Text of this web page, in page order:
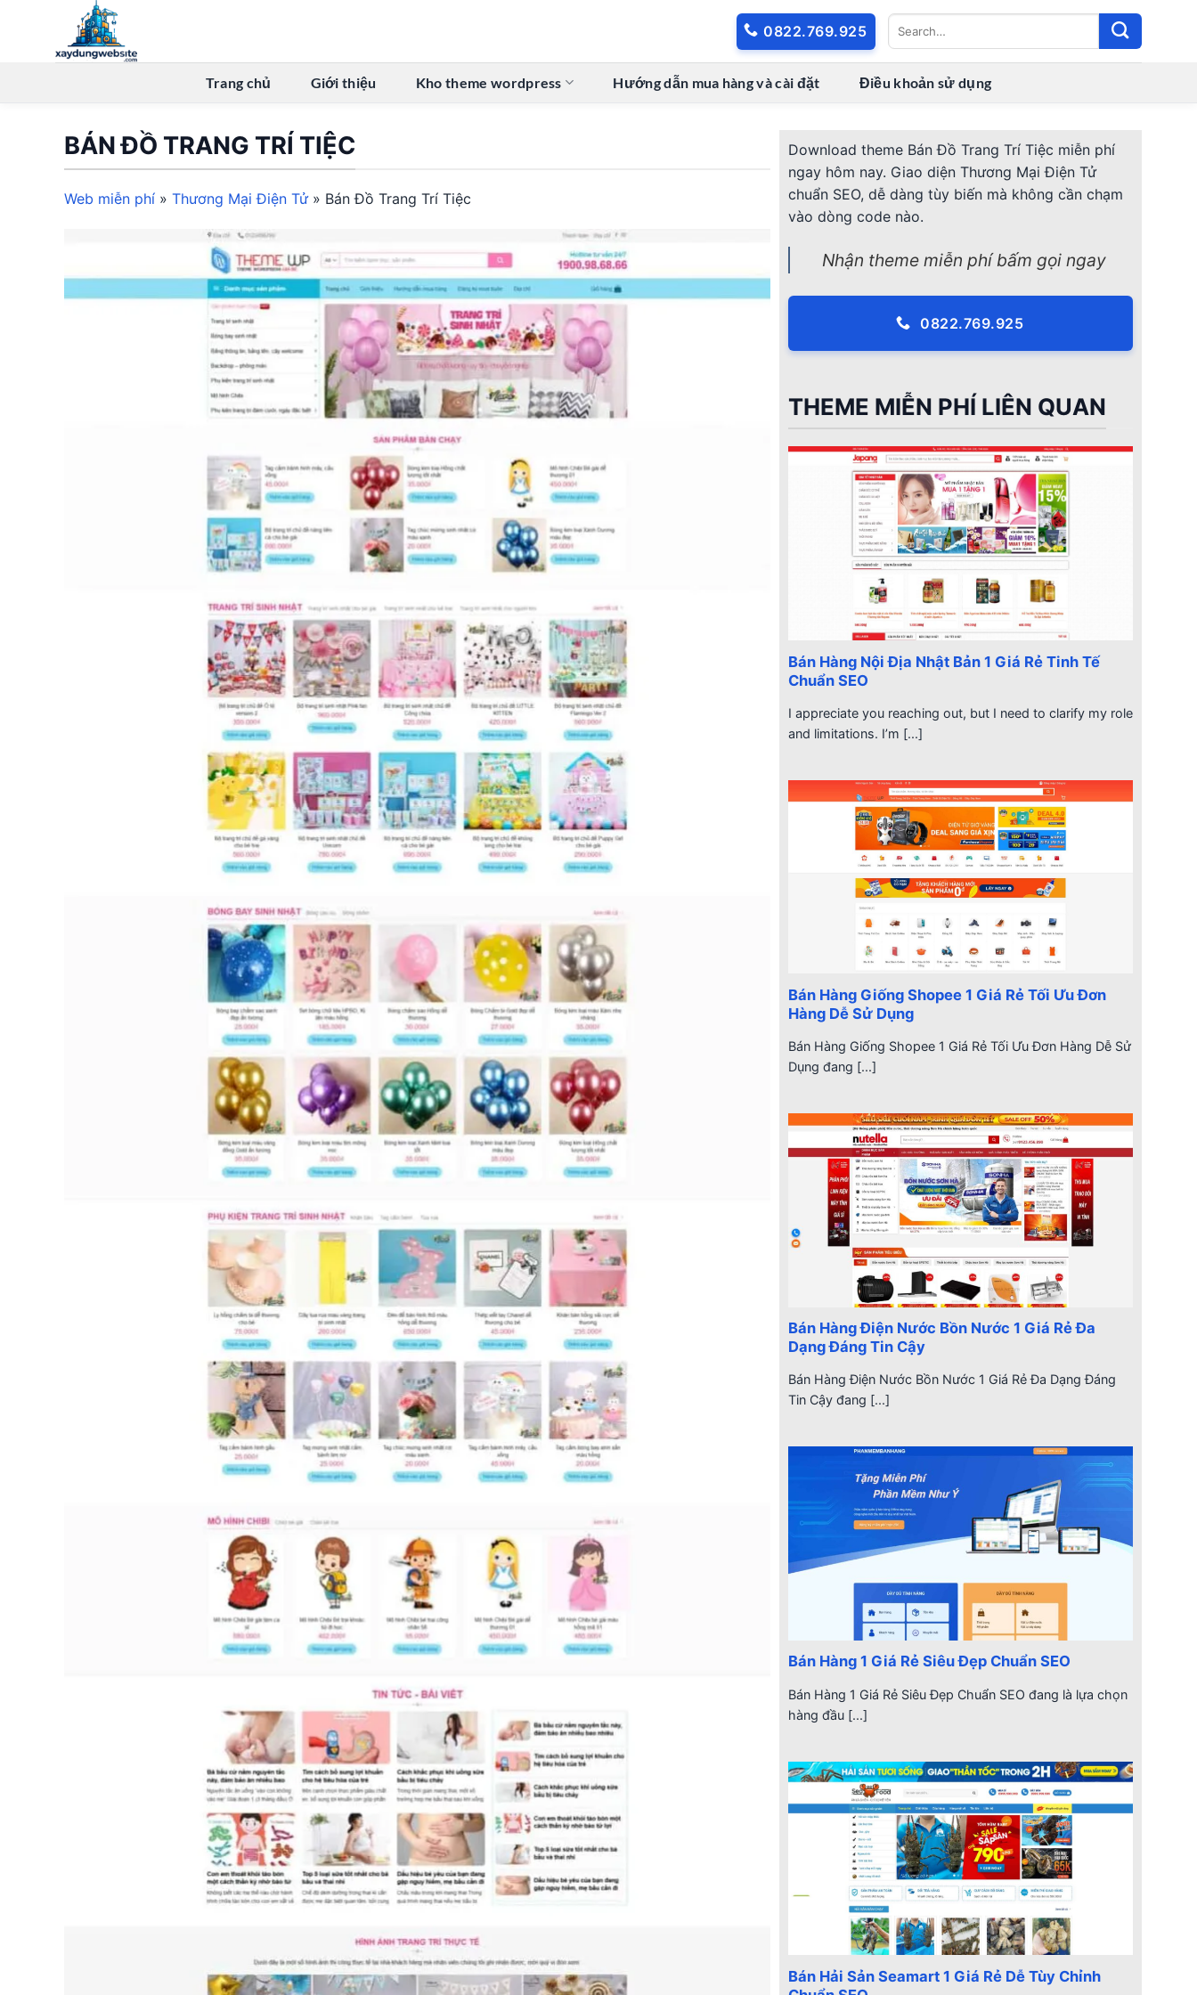
0822.769.925
Trang chủ Giới thiệu Kho theme wordpress Hướng dẫn mua hàng và cài đặt Điều khoản sử dụng
BÁN ĐỒ TRANG TRÍ TIỆC
Web miễn phí » Thương Mại Điện Tử» Bán Đồ Trang Trí Tiệc
Download theme Bán Đồ Trang Trí Tiệc miễn phí
ngay hôm nay. Giao diện Thương Mại Điện Tử
chuẩn SEO, dễ dàng tùy biến mà không cần chạm
vào dòng code nào.
Nhận theme miễn phí bấm gọi ngay
0822.769.925
THEME MIỄN PHÍ LIÊN QUAN
Bán Hàng Nội Địa Nhật Bản 1 Giá Rẻ Tinh Tế
Chuẩn SEO
I appreciate you reaching out, but I need to clarify my role
and limitations. I’m [...]
Bán Hàng Giống Shopee 1 Giá Rẻ Tối Ưu Đơn
Hàng Dễ Sử Dụng
Bán Hàng Giống Shopee 1 Giá Rẻ Tối Ưu Đơn Hàng Dễ Sử
Dụng đang [...]
Bán Hàng Điện Nước Bồn Nước 1 Giá Rẻ Đa
Dạng Đáng Tin Cậy
Bán Hàng Điện Nước Bồn Nước 1 Giá Rẻ Đa Dạng Đáng
Tin Cậy đang [...]
Bán Hàng 1 Giá Rẻ Siêu Đẹp Chuẩn SEO
Bán Hàng 1 Giá Rẻ Siêu Đẹp Chuẩn SEO đang là lựa chọn
hàng đầu [...]
Bán Hải Sản Seamart 1 Giá Rẻ Dễ Tùy Chỉnh